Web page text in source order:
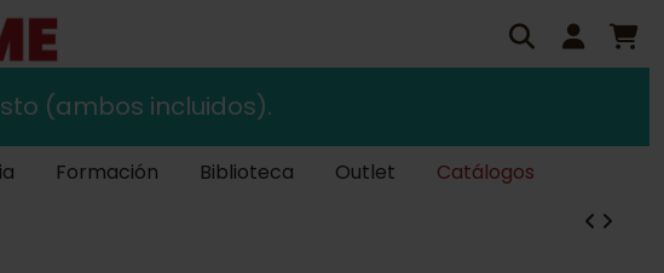
(ambos incluidos).
Formación Biblioteca Outlet Catálogos